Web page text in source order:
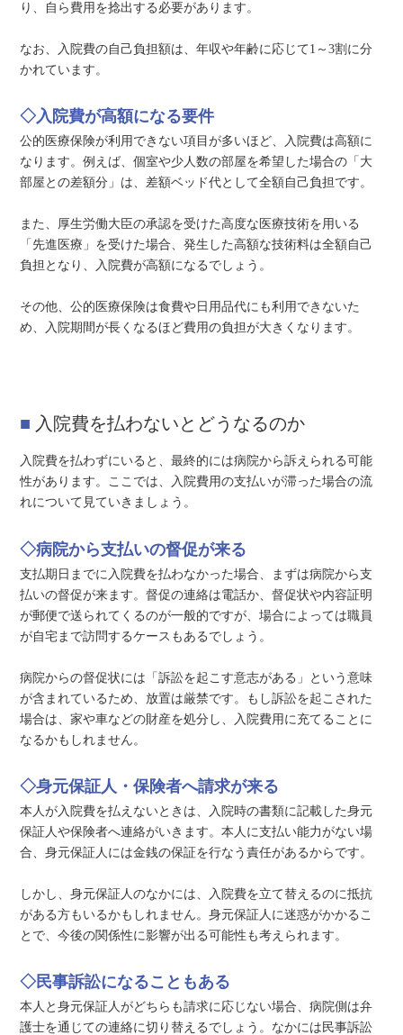
り、自ら費用を捻出する必要があります。
なお、入院費の自己負担額は、年収や年齢に応じて1～3割に分
かれています。
◇入院費が高額になる要件
公的医療保険が利用できない項目が多いほど、入院費は高額に
なります。例えば、個室や少人数の部屋を希望した場合の「大
部屋との差額分」は、差額ベッド代として全額自己負担です。
また、厚生労働大臣の承認を受けた高度な医療技術を用いる
「先進医療」を受けた場合、発生した高額な技術料は全額自己
負担となり、入院費が高額になるでしょう。
その他、公的医療保険は食費や日用品代にも利用できないた
め、入院期間が長くなるほど費用の負担が大きくなります。
入院費を払わないとどうなるのか
入院費を払わずにいると、最終的には病院から訴えられる可能
性があります。ここでは、入院費用の支払いが滞った場合の流
れについて見ていきましょう。
◇病院から支払いの督促が来る
支払期日までに入院費を払わなかった場合、まずは病院から支
払いの督促が来ます。督促の連絡は電話か、督促状や内容証明
が郵便で送られてくるのが一般的ですが、場合によっては職員
が自宅まで訪問するケースもあるでしょう。
病院からの督促状には「訴訟を起こす意志がある」という意味
が含まれているため、放置は厳禁です。もし訴訟を起こされた
場合は、家や車などの財産を処分し、入院費用に充てることに
なるかもしれません。
◇身元保証人・保険者へ請求が来る
本人が入院費を払えないときは、入院時の書類に記載した身元
保証人や保険者へ連絡がいきます。本人に支払い能力がない場
合、身元保証人には金銭の保証を行なう責任があるからです。
しかし、身元保証人のなかには、入院費を立て替えるのに抵抗
がある方もいるかもしれません。身元保証人に迷惑がかかるこ
とで、今後の関係性に影響が出る可能性も考えられます。
◇民事訴訟になることもある
本人と身元保証人がどちらも請求に応じない場合、病院側は弁
護士を通じての連絡に切り替えるでしょう。なかには民事訴訟